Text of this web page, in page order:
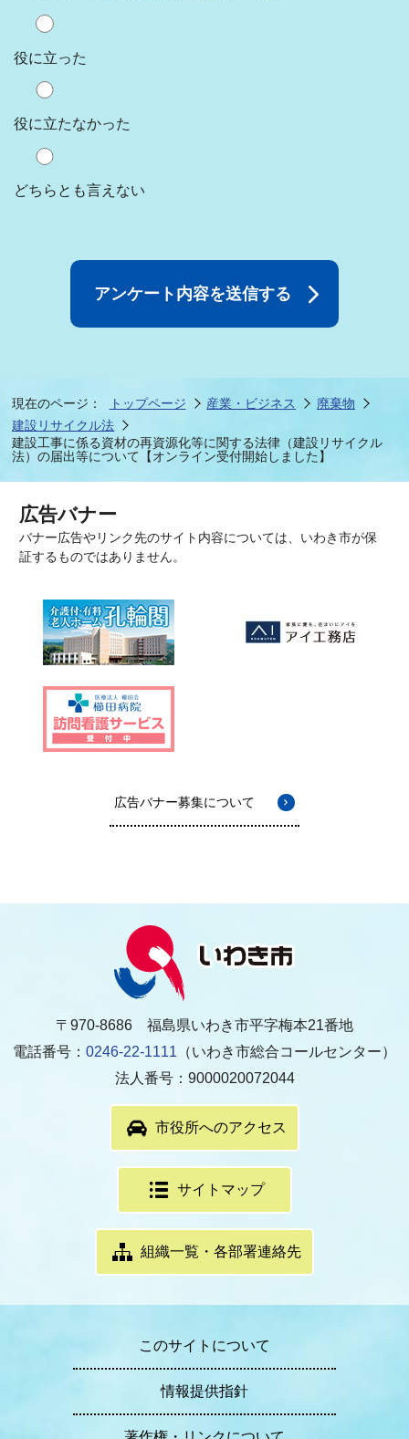
役に立った
役に立たなかった
どちらとも言えない
現在のページ： トップページ 産業・ビジネス
廃棄物
建設リサイクル法
建設工事に係る資材の再資源化等に関する法律（建設リサイクル
法）の届出等について【オンライン受付開始しました】
広告バナー
バナー広告やリンク先のサイト内容については、いわき市が保
証するものではありません。
広告バナー募集について
〒970-8686 福島県いわき市平字梅本21番地
電話番号： 0246-22-1111 （いわき市総合コールセンター）
法人番号：9000020072044
市役所へのアクセス
サイトマップ
組織一覧・各部署連絡先
このサイトについて
情報提供指針